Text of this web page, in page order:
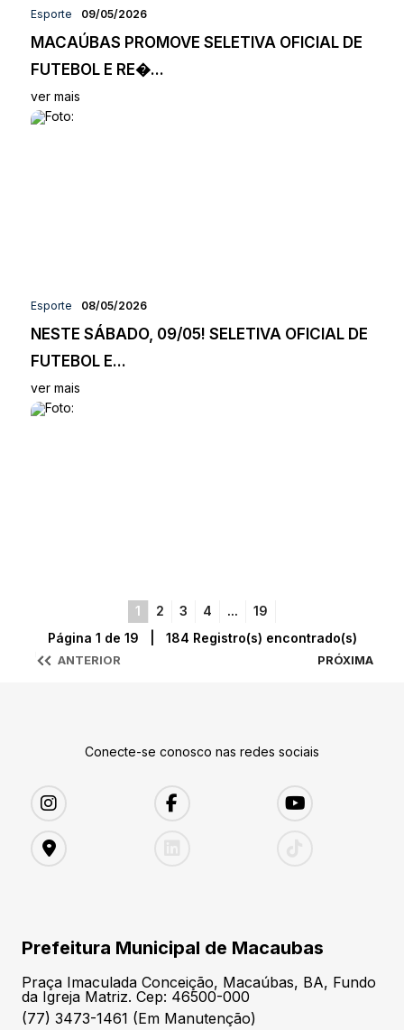
Esporte 09/05/2026
MACAÚBAS PROMOVE SELETIVA OFICIAL DE
FUTEBOL E RE�...
ver mais
Esporte 08/05/2026
NESTE SÁBADO, 09/05! SELETIVA OFICIAL DE
FUTEBOL E...
ver mais
1 2 3 4 ... 19
ANTERIOR
Página 1 de 19 | 184 Registro(s) encontrado(s)
PRÓXIMA
Conecte-se conosco nas redes sociais
Prefeitura Municipal de Macaubas
Praça Imaculada Conceição, Macaúbas, BA, Fundo
da Igreja Matriz. Cep: 46500-000
(77) 3473-1461 (Em Manutenção)